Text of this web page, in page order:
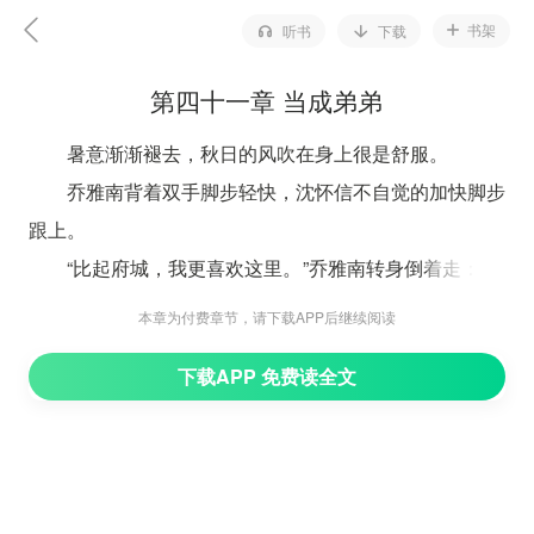
听书 下载 书架
第四十一章 当成弟弟
暑意渐渐褪去，秋日的风吹在身上很是舒服。
乔雅南背着双手脚步轻快，沈怀信不自觉的加快脚步
跟上。
“比起府城，我更喜欢这里。”乔雅南转身倒着走：“你
是不是从没有离贫苦老百姓这么近过？”
上说穷山恶水出刁民，这里的人没有给我那种感觉……小
本章为付费章节，请下载APP后继续阅读
下载APP 免费读全文